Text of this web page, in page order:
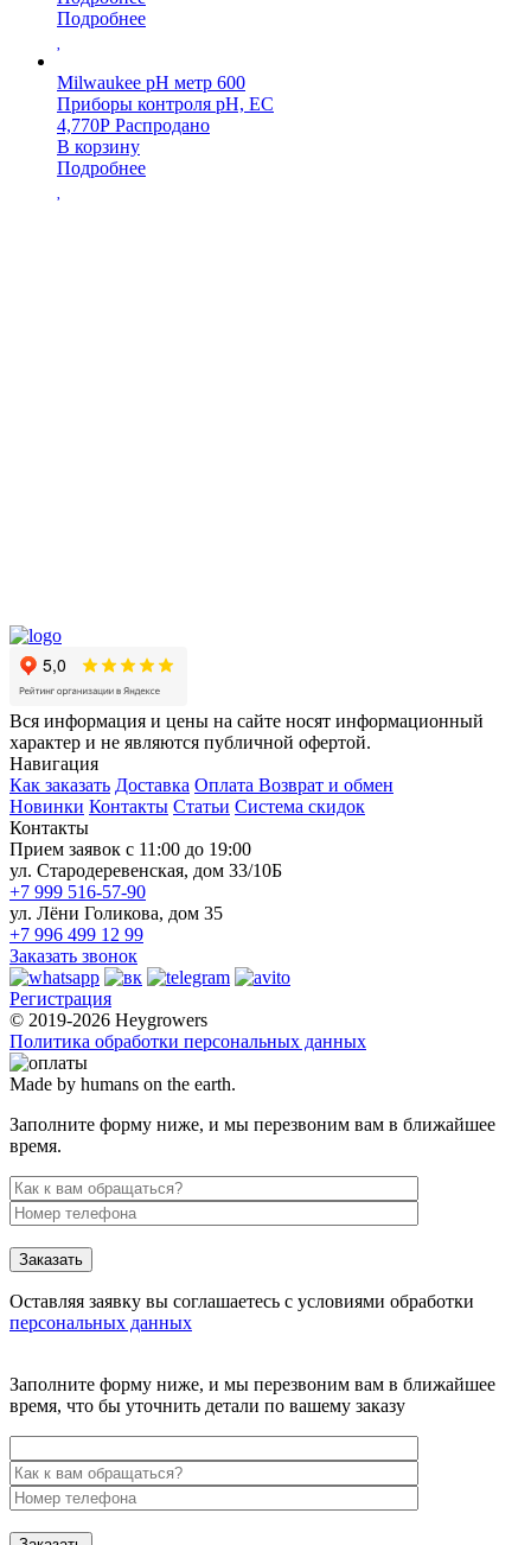
Подробнее
Milwaukee pH метр 600
Приборы контроля pH, EC
4,770Р Распродано
В корзину
Подробнее
Вся информация и цены на сайте носят информационный
характер и не являются публичной офертой.
Навигация
Как заказать Доставка Оплата Возврат и обмен
Новинки Контакты Статьи Система скидок
Контакты
Прием заявок с 11:00 до 19:00
ул. Стародеревенская, дом 33/10Б
+7 999 516-57-90
ул. Лёни Голикова, дом 35
+7 996 499 12 99
Заказать звонок
Регистрация
© 2019-2026 Heygrowers
Политика обработки персональных данных
Made by humans on the earth.
Заполните форму ниже, и мы перезвоним вам в ближайшее
время.
Заказать
Оставляя заявку вы соглашаетесь с условиями обработки
персональных данных
Заполните форму ниже, и мы перезвоним вам в ближайшее
время, что бы уточнить детали по вашему заказу